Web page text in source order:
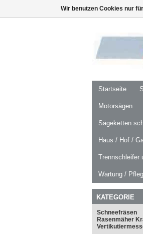
Startseite
Motorsägen
Sägeketten
Haus / Hof /
Trennschleifer
Wartung /
KATEGORIE
Schneefräsen
Rasenmäher
Wir benutzen Cookies nur